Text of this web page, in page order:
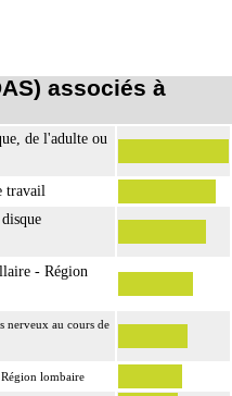
associés à
de l'adulte ou
travail
- Région
nerveux au cours de
lombaire